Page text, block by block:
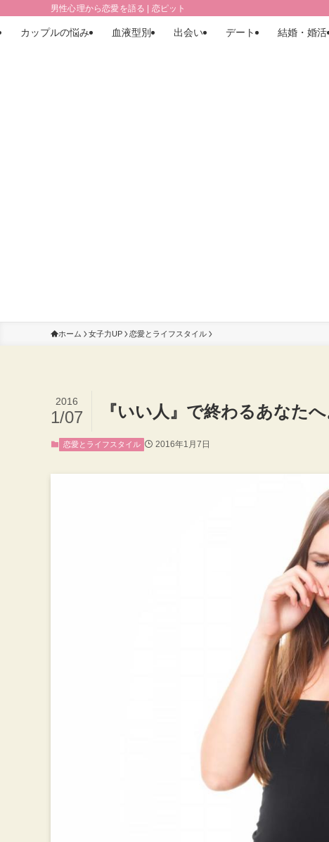
男性心理から恋愛を語る | 恋ピット
カップルの悩み 血液型別 出会い デート 結婚・婚活
ホーム 女子力UP 恋愛とライフスタイル
『いい人』で終わるあなた
2016
1/07
恋愛とライフスタイル 2016年1月7日